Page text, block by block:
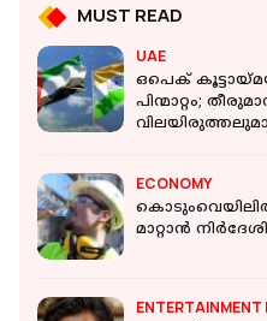
MUST READ
UAE
ഒപെക്
പിന്മാറ്റം;
ECONOMY
മാറ്റാന്‍
ENTERTAINMENT